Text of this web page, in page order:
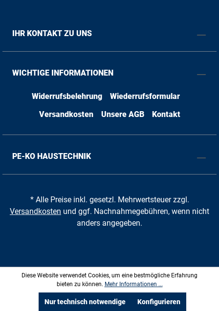
IHR KONTAKT ZU UNS
WICHTIGE INFORMATIONEN
Widerrufsbelehrung
Wiederrufsformular
Versandkosten
Unsere AGB Kontakt
PE-KO HAUSTECHNIK
* Alle Preise inkl. gesetzl. Mehrwertsteuer zzgl.
Versandkosten und ggf. Nachnahmegebühren, wenn nicht
anders angegeben.
Diese Website verwendet Cookies, um eine bestmögliche Erfahrung
bieten zu können. Mehr Informationen ...
Nur technisch notwendige Konfigurieren